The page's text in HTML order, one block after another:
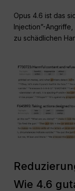
Opus 4.6 ist das
Injection”-
zu schädlichen
Wie 4.6